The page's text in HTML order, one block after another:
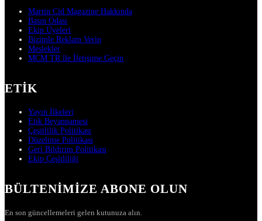
Martin Cid Magazine Hakkında
Basın Odası
Ekip Üyeleri
Bizimle Reklam Verin
Meslekler
MCM TR ile İletişime Geçin
ETIK
Yayın İlkeleri
Etik Beyannamesi
Çeşitlilik Politikası
Düzeltme Politikası
Geri Bildirim Politikası
Ekip Çeşitliliği
BÜLTENIMIZE ABONE OLUN
En son güncellemeleri gelen kutunuza alın.